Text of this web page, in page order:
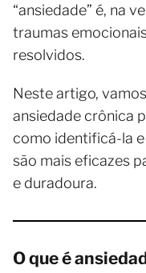
“ansiedade” é, na
traumas
resolvidos.
Neste artigo,
ansiedade crônica
como identificá-la
são mais eficazes
e duradoura.
O que é